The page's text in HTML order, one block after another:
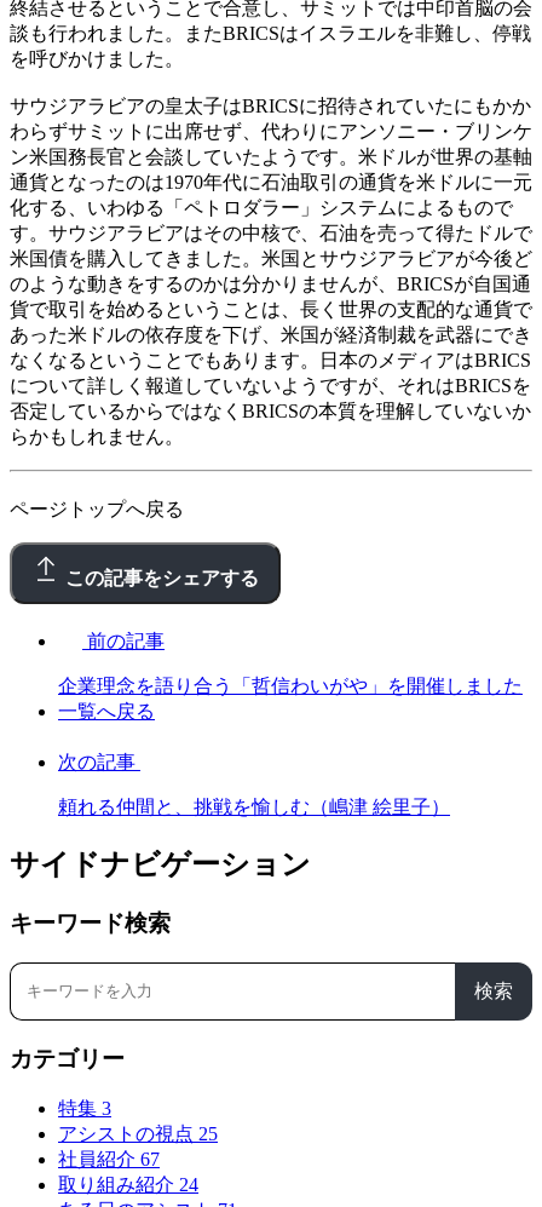
終結させるということで合意し、サミットでは中印首脳の会
談も行われました。またBRICSはイスラエルを非難し、停戦
を呼びかけました。
サウジアラビアの皇太子はBRICSに招待されていたにもかか
わらずサミットに出席せず、代わりにアンソニー・ブリンケ
ン米国務長官と会談していたようです。米ドルが世界の基軸
通貨となったのは1970年代に石油取引の通貨を米ドルに一元
化する、いわゆる「ペトロダラー」システムによるもので
す。サウジアラビアはその中核で、石油を売って得たドルで
米国債を購入してきました。米国とサウジアラビアが今後ど
のような動きをするのかは分かりませんが、BRICSが自国通
貨で取引を始めるということは、長く世界の支配的な通貨で
あった米ドルの依存度を下げ、米国が経済制裁を武器にでき
なくなるということでもあります。日本のメディアはBRICS
について詳しく報道していないようですが、それはBRICSを
否定しているからではなくBRICSの本質を理解していないか
らかもしれません。
ページトップへ戻る
この記事をシェアする
前の記事
企業理念を語り合う「哲信わいがや」を開催しました
一覧へ戻る
次の記事
頼れる仲間と、挑戦を愉しむ（嶋津 絵里子）
サイドナビゲーション
キーワード検索
検索
カテゴリー
特集 3
アシストの視点 25
社員紹介 67
取り組み紹介 24